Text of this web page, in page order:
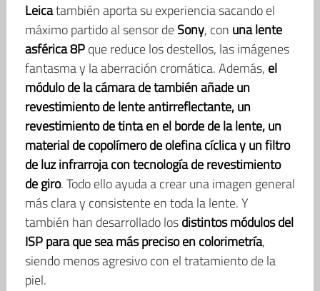
Leicatambién aporta su experiencia sacando el
máximo partido al sensor deSony, con una lente
asférica 8Pque reduce los destellos, las imágenes
fantasma y la aberración cromática. Además, el
módulo de la cámara de también añade un
revestimiento de lente antirreflectante, un
revestimiento de tinta en el borde de la lente, un
material de copolímero de olefina cíclica y un filtro
de luz infrarroja con tecnología de revestimiento
de giro. Todo ello ayuda a crear una imagen general
más clara y consistente en toda la lente. Y
también han desarrollado losdistintos módulos del
ISP para que sea más preciso en colorimetría,
siendo menos agresivo con el tratamiento de la
piel.